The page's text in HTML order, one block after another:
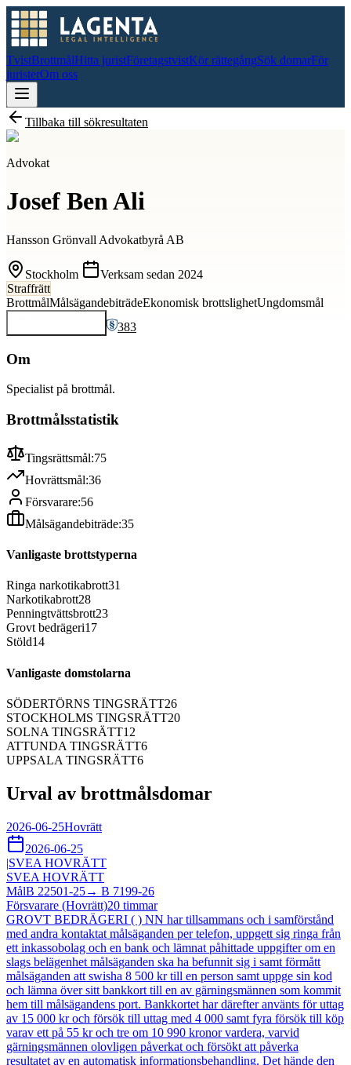
TvistBrottmålHitta juristFöretagstvistKör rättegångSök domarFör
juristerOm oss
Tillbaka till sökresultaten
Advokat
Josef Ben Ali
Hansson Grönvall Advokatbyrå AB
Stockholm Verksam sedan 2024
Straffrätt
BrottmålMålsägandebiträdeEkonomisk brottslighetUngdomsmål
383
Om
Specialist på brottmål.
Brottmålsstatistik
Tingsrättsmål:75
Hovrättsmål:36
Försvarare:56
Målsägandebiträde:35
Vanligaste brottstyperna
Ringa narkotikabrott31
Narkotikabrott28
Penningtvättsbrott23
Grovt bedrägeri17
Stöld14
Vanligaste domstolarna
SÖDERTÖRNS TINGSRÄTT26
STOCKHOLMS TINGSRÄTT20
SOLNA TINGSRÄTT12
ATTUNDA TINGSRÄTT6
UPPSALA TINGSRÄTT6
Urval av brottmålsdomar
2026-06-25Hovrätt
2026-06-25
|SVEA HOVRÄTT
SVEA HOVRÄTT
MålB 22501-25→ B 7199-26
Försvarare (Hovrätt)20 timmar
GROVT BEDRÄGERI ( ) NN har tillsammans och i samförstånd
med andra kontaktat målsäganden per telefon, uppgett sig ringa från
ett inkassobolag och en bank och lämnat påhittade uppgifter om en
slags belägenhet målsäganden ska ha befunnit sig i samt förmått
målsäganden att swisha 8 500 kr till en person samt uppge sin kod
och lämna över sitt bankkort till en av gärningsmännen som kommit
hem till målsägandens port. Bankkortet har därefter använts för uttag
av 15 000 kr och försök till uttag med 4 000 samt fyra försök till köp
varav ett på 55 kr och tre om 10 990 kronor vardera, varvid
gärningsmännen olovligen påverkat och försökt att påverka
resultatet av en automatisk informationsbehandling. Det hände den